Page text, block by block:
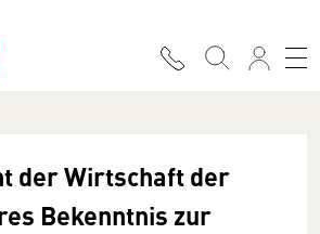
der Wirtschaft der
Bekenntnis zur